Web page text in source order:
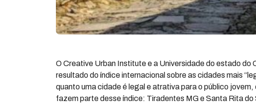
O Creative Urban Institute e a Universidade do estado do
resultado do índice internacional sobre as cidades mais
quanto uma cidade é legal e atrativa para o público
fazem parte desse índice: Tiradentes MG e Santa Rita